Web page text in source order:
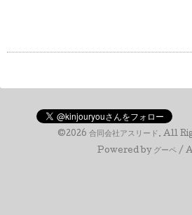
©2026 合同会社アスリード . All
Powered by グーペ /